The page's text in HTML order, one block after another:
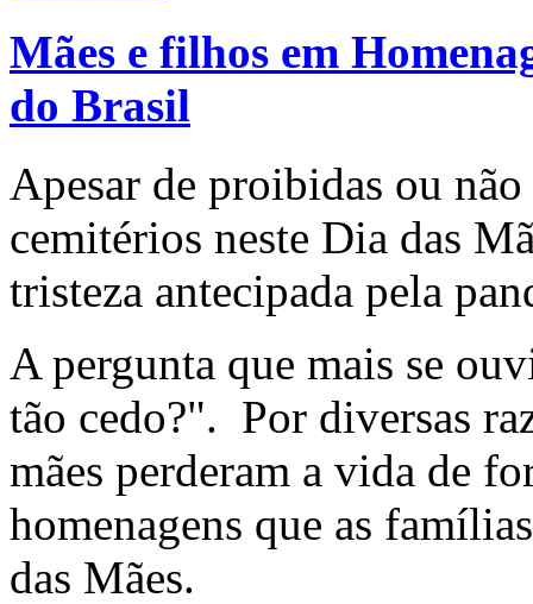
Mães e filhos em
do Brasil
Apesar de proibidas ou
cemitérios neste Dia das
tristeza antecipada pela
A pergunta que mais se
tão cedo?". Por diversas
mães perderam a vida de
homenagens que as
das Mães.